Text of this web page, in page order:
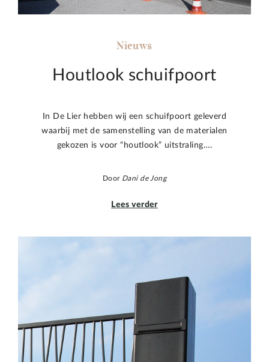
Nieuws
Houtlook schuifpoort
In De Lier hebben wij een schuifpoort geleverd
waarbij met de samenstelling van de materialen
gekozen is voor “houtlook” uitstraling….
Door Dani de Jong
Lees verder